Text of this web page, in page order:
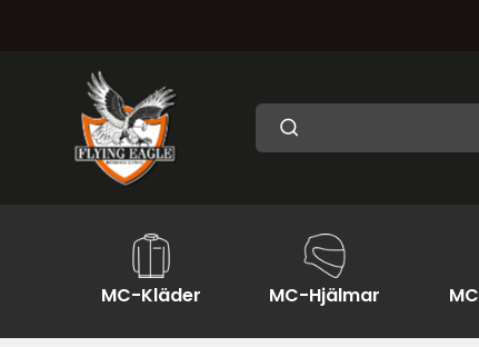
MC-Kläder MC-Hjälmar